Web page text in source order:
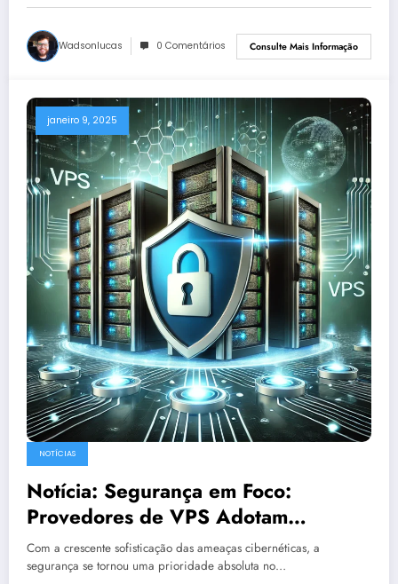
Wadsonlucas 0 Comentários Consulte Mais Informação
janeiro 9, 2025
NOTÍCIAS
Notícia: Segurança em Foco:
Provedores de VPS Adotam
Medidas Avançadas contra Ameaças
Cibernéticas
Com a crescente sofisticação das ameaças cibernéticas, a
segurança se tornou uma prioridade absoluta no…